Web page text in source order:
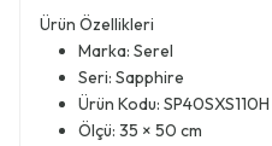
Ürün Özellikleri
Marka: Serel
Seri: Sapphire
Ürün Kodu: SP40SXS110H
Ölçü: 35 × 50 cm